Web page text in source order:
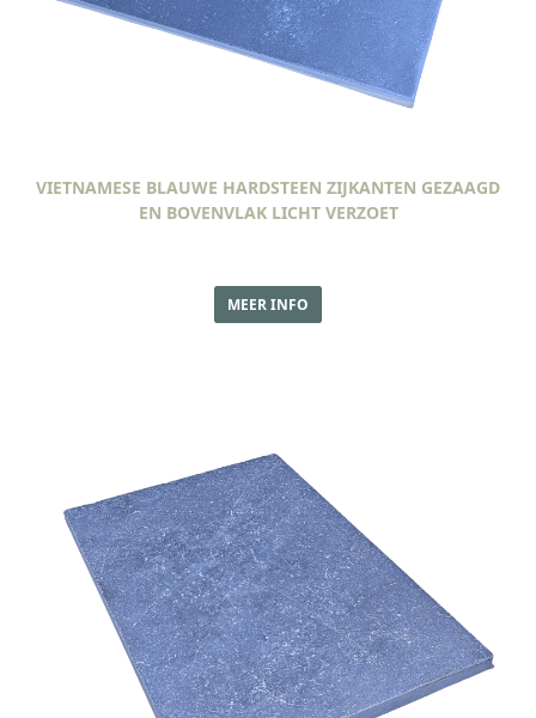
VIETNAMESE BLAUWE HARDSTEEN ZIJKANTEN GEZAAGD
EN BOVENVLAK LICHT VERZOET
MEER INFO